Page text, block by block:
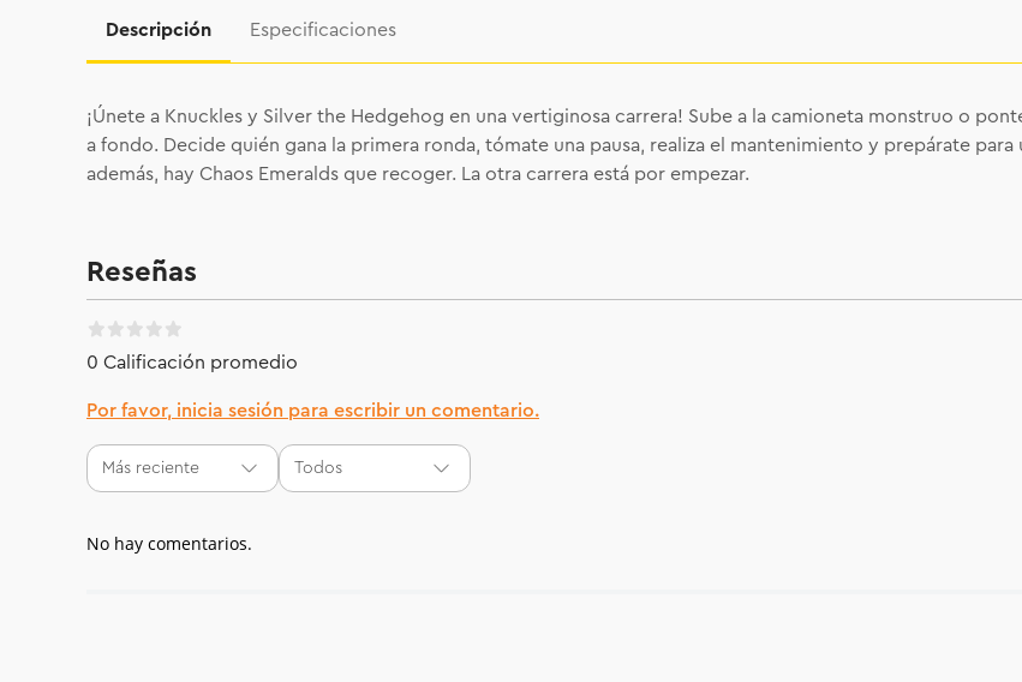
Descripción Especificaciones
¡Únete a Knuckles y Silver the Hedgehog en una vertiginosa carrera! Sube a la camioneta monstruo o
a fondo. Decide quién gana la primera ronda, tómate una pausa, realiza el mantenimiento y prepárate para
además, hay Chaos Emeralds que recoger. La otra carrera está por empezar.
Reseñas
0 Calificación promedio
Por favor, inicia sesión para escribir un comentario.
Más reciente Todos
No hay comentarios.